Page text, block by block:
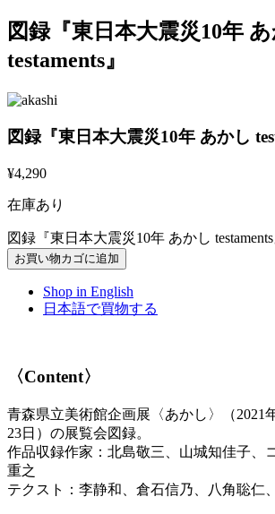
図録『東日本大震災10年
testaments』
図録『東日本大震災10年 あかし
¥4,290
在庫あり
図録『東日本大震災10年 あかし
お買い物カゴに追加
Shop in English
日本語で買物する
〈Content〉
青森県立美術館企画展〈あかし〉（2021
23日）の展覧会図録。
作品収録作家：北島敬三、山城知佳子、
重之
テクスト：李静和、倉石信乃、八角聡仁